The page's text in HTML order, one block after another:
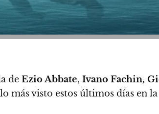
de Ezio Abbate, Ivano Fachin,
más visto estos últimos días en la